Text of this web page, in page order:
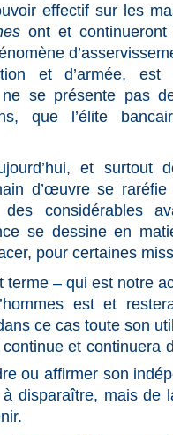
effectif sur les
ont et continueront
et d’armée, est
se présente pas
que l’élite
et surtout
d’œuvre se
considérables
se dessine en
pour certaines
terme – qui est notre
est et
ce cas toute son
et continuera
ou affirmer son
disparaître, mais de